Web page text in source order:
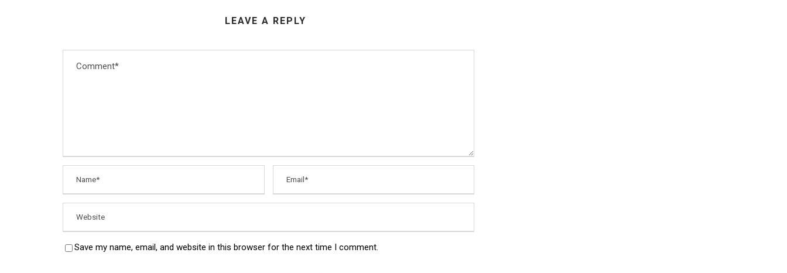
LEAVE A REPLY
Save my name, email, and website in this browser for the next time I comment.